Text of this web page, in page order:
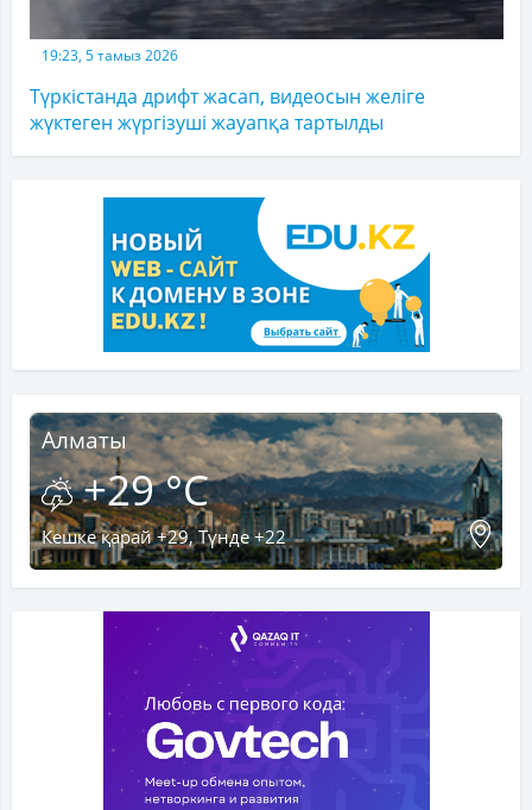
19:23, 5 тамыз 2026
Түркістанда дрифт жасап, видеосын желіге
жүктеген жүргізуші жауапқа тартылды
Алматы
+29 °C
Кешке қарай +29, Түнде +22